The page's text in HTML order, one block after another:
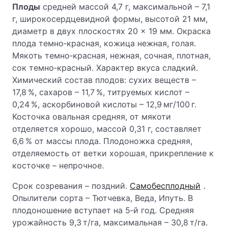
Плоды средней массой 4,7 г, максимальной – 7,1
г, широкосердцевидной формы, высотой 21 мм,
диаметр в двух плоскостях 20 × 19 мм. Окраска
плода темно‑красная, кожица нежная, голая.
Мякоть темно‑красная, нежная, сочная, плотная,
сок темно‑красный. Характер вкуса сладкий.
Химический состав плодов: сухих веществ –
17,8 %, сахаров – 11,7 %, титруемых кислот –
0,24 %, аскорбиновой кислоты – 12,9 мг/100 г.
Косточка овальная средняя, от мякоти
отделяется хорошо, массой 0,31 г, составляет
6,6 % от массы плода. Плодоножка средняя,
отделяемость от ветки хорошая, прикрепление к
косточке – непрочное.
Срок созревания – поздний. Самобесплодный .
Опылители сорта – Тютчевка, Веда, Ипуть. В
плодоношение вступает на 5‑й год. Средняя
урожайность 9,3 т/га, максимальная – 30,8 т/га.